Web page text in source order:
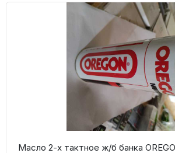
Масло 2-х тактное ж/б банка